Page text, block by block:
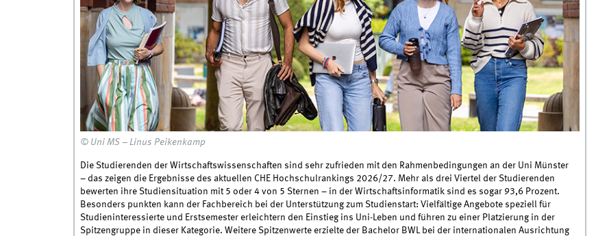
© Uni MS – Linus Peikenkamp
Die Studierenden der Wirtschaftswissenschaften sind sehr zufrieden mit den Rahmenbedingungen an der Uni Münster
– das zeigen die Ergebnisse des aktuellen CHE Hochschulrankings 2026/27. Mehr als drei Viertel der Studierenden
bewerten ihre Studiensituation mit 5 oder 4 von 5 Sternen – in der Wirtschaftsinformatik sind es sogar 93,6 Prozent.
Besonders punkten kann der Fachbereich bei der Unterstützung zum Studienstart: Vielfältige Angebote speziell für
Studieninteressierte und Erstsemester erleichtern den Einstieg ins Uni-Leben und führen zu einer Platzierung in der
Spitzengruppe in dieser Kategorie. Weitere Spitzenwerte erzielte der Bachelor BWL bei der internationalen Ausrichtung